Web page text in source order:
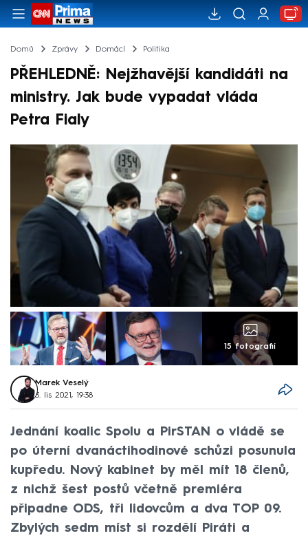
Domů Zprávy Domácí Politika
PŘEHLEDNĚ: Nejžhavější kandidáti na
ministry. Jak bude vypadat vláda
Petra Fialy
15 fotografií
Marek Veselý
3. lis 2021, 19:38
Jednání koalic Spolu a PirSTAN o vládě se
po úterní dvanáctihodinové schůzi posunula
kupředu. Nový kabinet by měl mít 18 členů,
z nichž šest postů včetně premiéra
připadne ODS, tři lidovcům a dva TOP 09.
Zbylých sedm míst si rozdělí Piráti a